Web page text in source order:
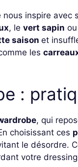
nous inspire avec
, le vert sapin
saison et
les
:
, qui
choisissant ces
le désordre.
votre